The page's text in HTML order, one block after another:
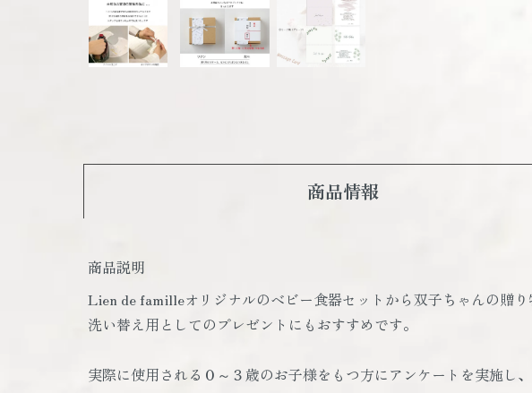
商品情報
商品説明
Lien de familleオリジナルのベビー食器セットから双子ちゃんの贈り
洗い替え用としてのプレゼントにもおすすめです。
実際に使用される０～３歳のお子様をもつ方にアンケートを実施し